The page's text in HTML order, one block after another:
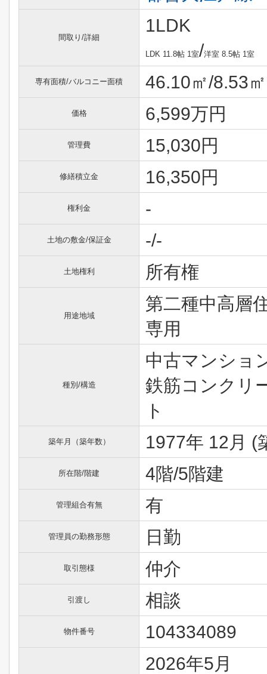
間取り/詳細
1LDK
LDK 11.8帖 1室/洋室 8.5帖 1室
専有面積/バルコニー面積 46.10㎡/8.53㎡
価格 6,599万円
管理費 15,030円
修繕積立金 16,350円
権利金 -
土地の敷金/保証金 -/-
土地権利 所有権
用途地域
第二種中高層
専用
種別/構造
中古マンショ
鉄筋コンクリ
ト
築年月（築年数） 1977年 12月 (
所在階/階建 4階/5階建
管理組合有無 有
管理員の勤務形態 日勤
取引態様 仲介
引渡し 相談
物件番号 104334089
2026年5月